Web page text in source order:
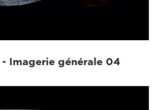
Imagerie générale 04